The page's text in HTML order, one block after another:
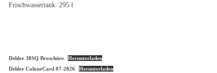
Frischwassertank: 295 l
Dehler 38SQ Broschüre
Herunterladen
Dehler ColourCard 07-2026
Herunterladen